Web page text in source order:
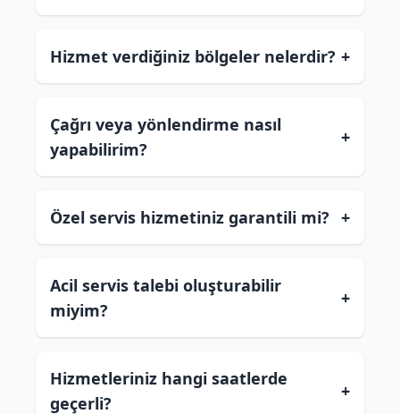
Hizmet verdiğiniz bölgeler nelerdir? +
Çağrı veya yönlendirme nasıl
yapabilirim?
+
Özel servis hizmetiniz garantili mi? +
Acil servis talebi oluşturabilir
miyim?
+
Hizmetleriniz hangi saatlerde
geçerli?
+